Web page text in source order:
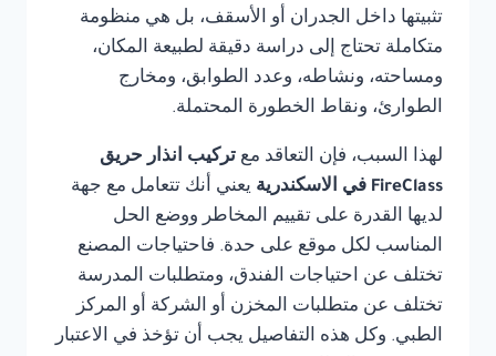
تثبيتها داخل الجدران أو الأسقف، بل هي منظومة
متكاملة تحتاج إلى دراسة دقيقة لطبيعة المكان،
ومساحته، ونشاطه، وعدد الطوابق، ومخارج
الطوارئ، ونقاط الخطورة المحتملة.
لهذا السبب، فإن التعاقد مع تركيب انذار حريق
FireClass في الاسكندرية
يعني أنك تتعامل مع جهة
لديها القدرة على تقييم المخاطر ووضع الحل
المناسب لكل موقع على حدة. فاحتياجات المصنع
تختلف عن احتياجات الفندق، ومتطلبات المدرسة
تختلف عن متطلبات المخزن أو الشركة أو المركز
الطبي. وكل هذه التفاصيل يجب أن تؤخذ في الاعتبار